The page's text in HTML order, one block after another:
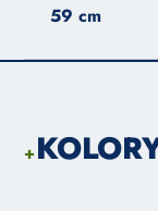
59 cm
+